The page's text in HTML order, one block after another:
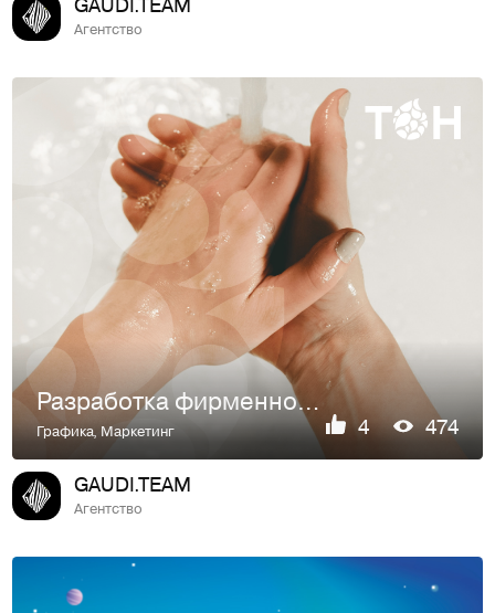
Агентство
Разработка фирменного стиля для «ТОН»
Графика,Маркетинг 4 474
GAUDI.TEAM
Агентство